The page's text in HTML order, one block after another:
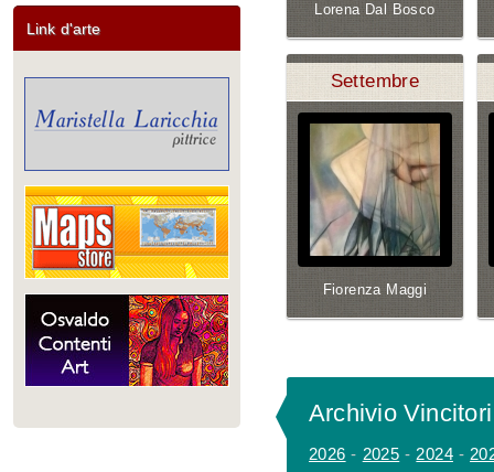
Link d'arte
Lorena Dal Bosco
Settembre
Fiorenza Maggi
Archivio Vincitori
2026 - 2025 - 2024-